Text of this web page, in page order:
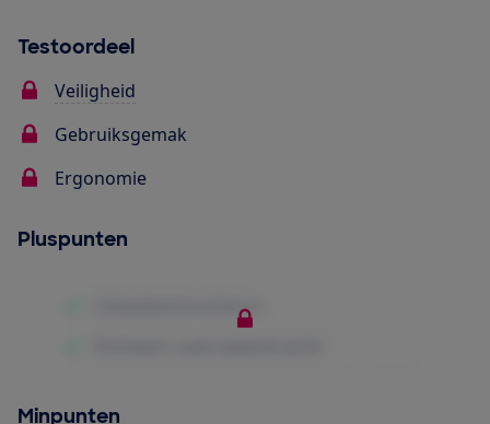
Testoordeel
Veiligheid
Gebruiksgemak
Ergonomie
Pluspunten
Minpunten